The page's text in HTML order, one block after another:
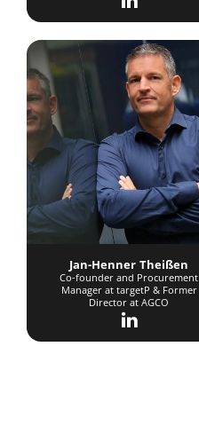
Jan-Henner Theißen
Co-founder and Procurement
Manager at targetP & Former
Director at AGCO